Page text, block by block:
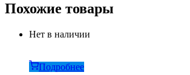
Похожие товары
Нет в наличии
Подробнее